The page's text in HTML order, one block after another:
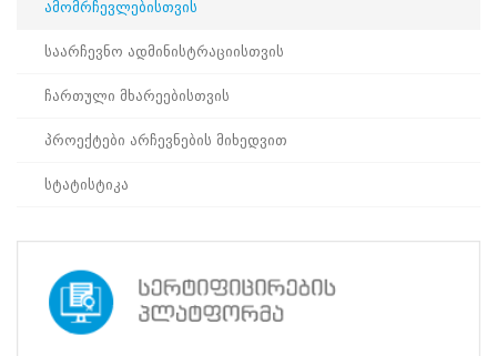
მიიღონ
ცოდნა.
ივლისს
დასრულდება.
საგანმანათლებლო
პროექტი
„საარჩევნო
განვითარების
ამომრჩევლებისთვის
საარჩევნო ადმინისტრაციისთვის
ჩართული მხარეებისთვის
პროექტები არჩევნების მიხედვით
სტატისტიკა